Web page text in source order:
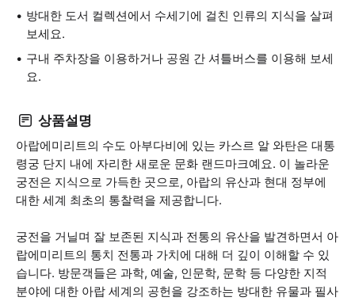
방대한 도서 컬렉션에서 수세기에 걸친 인류의 지식을 살펴
보세요.
구내 주차장을 이용하거나 공원 간 셔틀버스를 이용해 보세
요.
상품설명
아랍에미리트의 수도 아부다비에 있는 카스르 알 와탄은 대통
령궁 단지 내에 자리한 새로운 문화 랜드마크예요. 이 놀라운
궁전은 지식으로 가득한 곳으로, 아랍의 유산과 현대 정부에
대한 세계 최초의 통찰력을 제공합니다.
궁전을 거닐며 잘 보존된 지식과 전통의 유산을 발견하면서 아
랍에미리트의 통치 전통과 가치에 대해 더 깊이 이해할 수 있
습니다. 방문객들은 과학, 예술, 인문학, 문학 등 다양한 지적
분야에 대한 아랍 세계의 공헌을 강조하는 방대한 유물과 필사